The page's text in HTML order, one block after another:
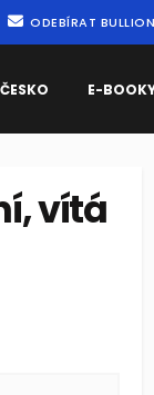
ODEBÍRAT
ČESKO E-
vítá